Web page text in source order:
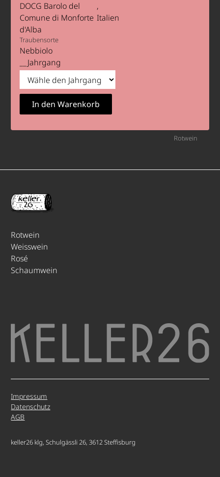
DOCG Barolo del
Comune di Monforte
d'Alba
Italien
Traubensorte
Nebbiolo
Jahrgang
Rotwein
Rotwein
Weisswein
Rosé
Schaumwein
Impressum
Datenschutz
AGB
keller26 klg, Schulgässli 26, 3612 Steffisburg